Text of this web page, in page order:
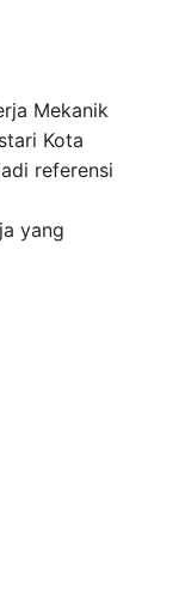
Mekanik
Kota
referensi
yang